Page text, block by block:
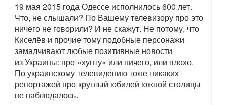
19 мая 2015 года Одессе исполнилось 600 лет.
Что, не слышали? По Вашему телевизору про это
ничего не говорили? И не скажут. Не потому, что
Киселёв и прочие тому подобные персонажи
замалчивают любые позитивные новости
из Украины: про «хунту» или ничего, или плохо.
По украинскому телевидению тоже никаких
репортажей про круглый юбилей южной столицы
не наблюдалось.